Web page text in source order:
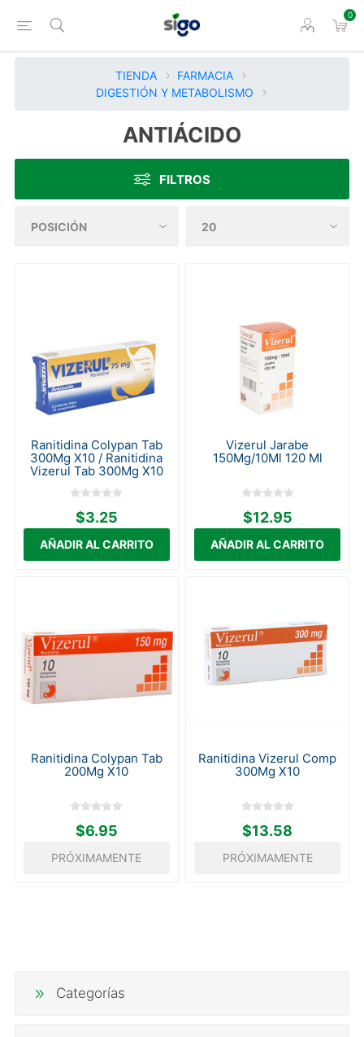
0
TIENDA
FARMACIA
DIGESTIÓN Y METABOLISMO
ANTIÁCIDO
FILTROS
Ranitidina Colypan Tab
300Mg X10 / Ranitidina
Vizerul Tab 300Mg X10
$3.25
Vizerul Jarabe
150Mg/10Ml 120 Ml
$12.95
Ranitidina Colypan Tab
200Mg X10
$6.95
PRÓXIMAMENTE
Ranitidina Vizerul Comp
300Mg X10
$13.58
PRÓXIMAMENTE
Categorías